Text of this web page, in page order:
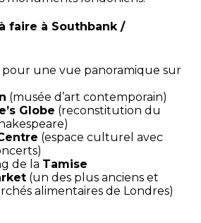
faire à Southbank /
pour une vue panoramique sur
(musée d’art contemporain)
Globe (reconstitution du
(espace culturel avec
de la Tamise
(un des plus anciens et
alimentaires de Londres)